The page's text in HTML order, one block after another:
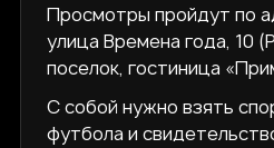
Просмотры пройдут по
улица Времена года, 10
поселок, гостиница
С собой нужно взять
футбола и